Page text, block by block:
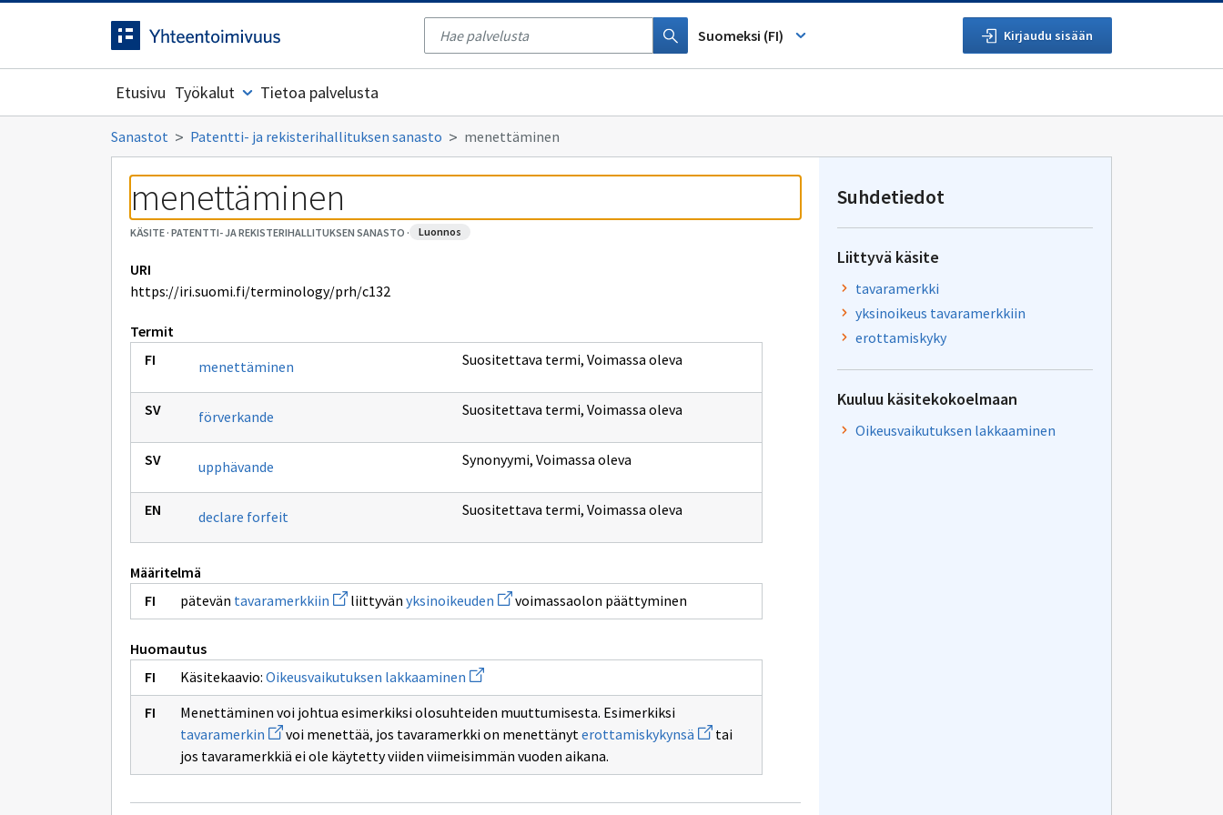
Siirrytty
Tyhjennä
haku
Suomeksi (FI) Kirjaudu sisään
Etusivu Työkalut Tietoa palvelusta
Sanastot Patentti- ja rekisterihallituksen sanasto menettäminen
menettäminen
KÄSITE· PATENTTI- JA REKISTERIHALLITUKSEN SANASTO · luonnos
URI
https://iri.suomi.fi/terminology/prh/c132
Termit
menettäminen
Suositettava termi, Voimassa oleva
förverkande Suositettava termi, Voimassa oleva
upphävande Synonyymi, Voimassa oleva
declare forfeit Suositettava termi, Voimassa oleva
Määritelmä
pätevän tavaramerkkiin Avaa
uuden
ikkunan
liittyvän yksinoikeuden Avaa
uuden
ikkunan
voimassaolon päättyminen
Huomautus
Käsitekaavio: Oikeusvaikutuksen lakkaaminen Avaa
uuden
ikkunan
sivulle
Oikeusvaikutuksen
lakkaaminen
Menettäminen voi johtua esimerkiksi olosuhteiden muuttumisesta. Esimerkiksi
tavaramerkin Avaa
uuden
ikkunan
sivulle
voi menettää, jos tavaramerkki on menettänyterottamiskykynsä Avaa
uuden
sivulle
tai
jos tavaramerkkiä ei ole käytetty viiden viimeisimmän vuoden aikana.
Suhdetiedot
Liittyvä käsite
tavaramerkki
yksinoikeus tavaramerkkiin
erottamiskyky
Kuuluu käsitekokoelmaan
Oikeusvaikutuksen lakkaaminen